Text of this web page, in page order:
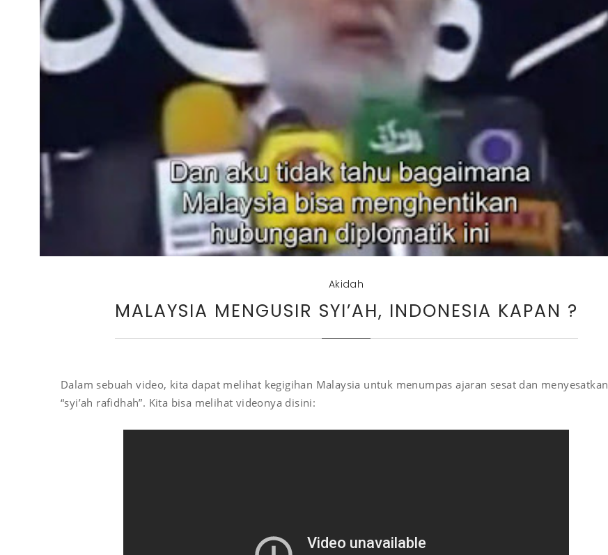
Akidah
MALAYSIA MENGUSIR SYI’AH, INDONESIA KAPAN ?
Dalam sebuah video, kita dapat melihat kegigihan Malaysia untuk menumpas ajaran sesat dan menyesatkan
“syi’ah rafidhah”. Kita bisa melihat videonya disini: